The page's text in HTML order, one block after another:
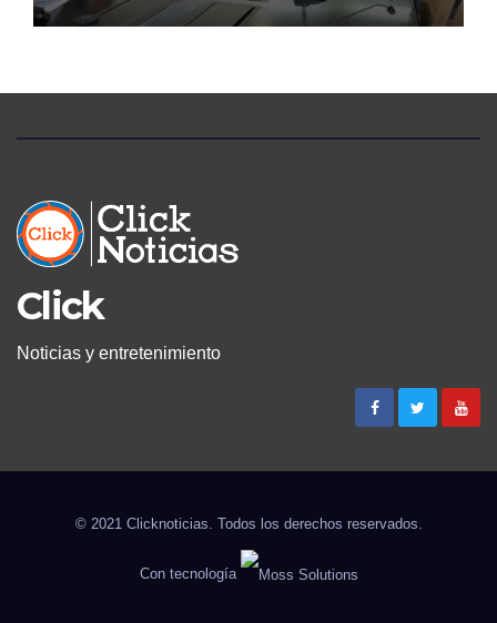
Click
Noticias y entretenimiento
© 2021 Clicknoticias. Todos los derechos reservados.
Con tecnología